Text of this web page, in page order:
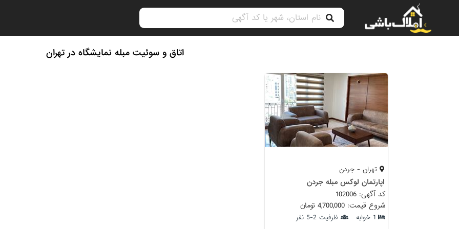
اتاق و سوئیت مبله نمایشگاه در تهران
تهران - جردن
اپارتمان لوکس مبله جردن
کد آگهی: 102006
شروع قیمت: 4,700,000 تومان
1 خوابه ظرفیت 2-5 نفر